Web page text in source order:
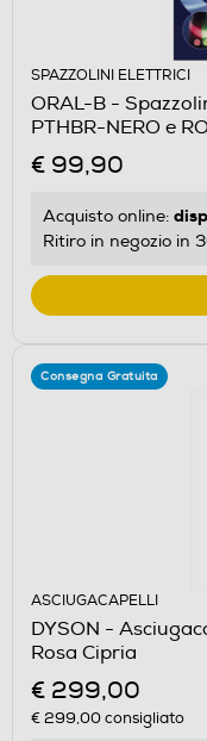
SPAZZOLINI ELETTRICI
ORAL-B -
PTHBR-NERO e
€ 99,90
Acquisto online:
Ritiro in negozio in
Consegna Gratuita
ASCIUGACAPELLI
DYSON -
Rosa Cipria
€ 299,00
€ 299,00consigliato